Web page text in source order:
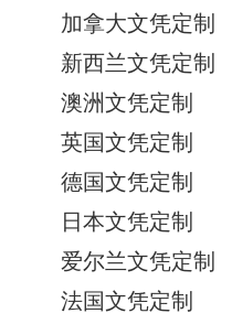
加拿大文凭定制
新西兰文凭定制
澳洲文凭定制
英国文凭定制
德国文凭定制
日本文凭定制
爱尔兰文凭定制
法国文凭定制